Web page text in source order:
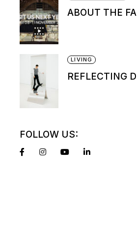
ABOUT THE
LIVING
REFLECTING
FOLLOW US: